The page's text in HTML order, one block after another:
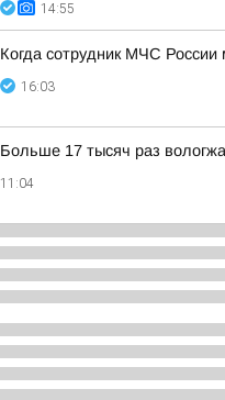
14:55
Когда сотрудник МЧС
16:03
Больше 17 тысяч раз
11:04